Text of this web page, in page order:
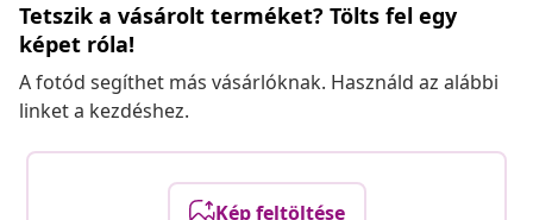
Tetszik a vásárolt terméket? Tölts fel egy
képet róla!
A fotód segíthet más vásárlóknak. Használd az alábbi
linket a kezdéshez.
Kép feltöltése